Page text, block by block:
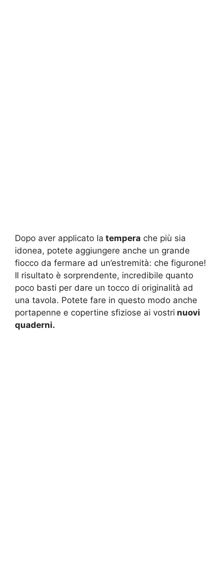
Dopo aver applicato la tempera che più sia
idonea, potete aggiungere anche un grande
fiocco da fermare ad un’estremità: che figurone!
Il risultato è sorprendente, incredibile quanto
poco basti per dare un tocco di originalità ad
una tavola. Potete fare in questo modo anche
portapenne e copertine sfiziose ai vostri nuovi
quaderni.